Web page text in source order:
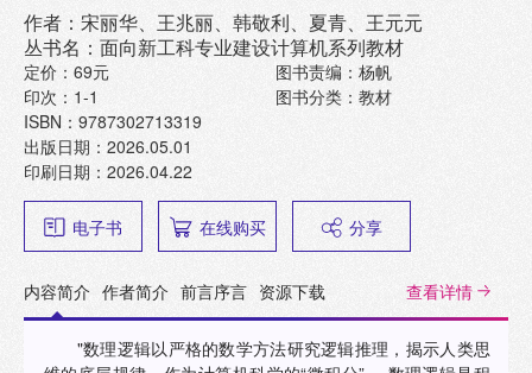
作者：宋丽华、王兆丽、韩敬利、夏青、王元元
丛书名：面向新工科专业建设计算机系列教材
定价：69元
印次：1-1
ISBN：9787302713319
出版日期：2026.05.01
印刷日期：2026.04.22
图书责编：杨帆
图书分类：教材
电子书 在线购买 分享
内容简介 作者简介 前言序言 资源下载 查看详情
"数理逻辑以严格的数学方法研究逻辑推理，揭示人类思